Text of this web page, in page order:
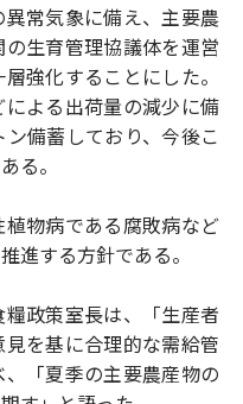
常気象に備え、主要農
生育管理協議体を運営
強化することにした。
よる出荷量の減少に備
備蓄しており、今後こ
る。
物病である腐敗病など
進する方針である。
政策室長は、「生産者
を基に合理的な需給管
「夏季の主要農産物の